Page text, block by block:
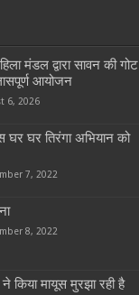
मंडल द्वारा सावन की गोट
आयोजन
6, 2026
घर घर तिरंगा अभियान को
7, 2022
8, 2022
किया मायूस मुरझा रही है